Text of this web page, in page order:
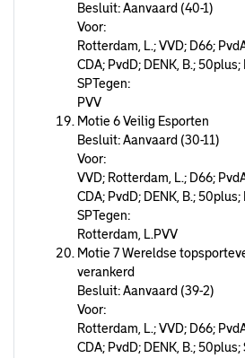
Besluit: Aanvaard (40-1)
Voor:
Rotterdam, L.; VVD; D66;
CDA; PvdD; DENK, B.;
SPTegen:
PVV
Motie 6 Veilig Esporten
Besluit: Aanvaard (30-11)
Voor:
VVD; Rotterdam, L.; D66;
CDA; PvdD; DENK, B.;
SPTegen:
Rotterdam, L.PVV
Motie 7 Wereldse
verankerd
Besluit: Aanvaard (39-2)
Voor:
Rotterdam, L.; VVD; D66;
CDA; PvdD; DENK, B.; 50plus;